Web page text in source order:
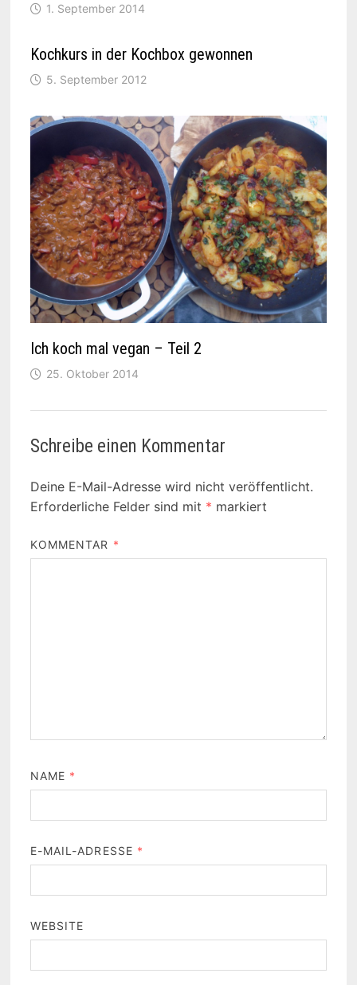
1. September 2014
Kochkurs in der Kochbox gewonnen
5. September 2012
Ich koch mal vegan – Teil 2
25. Oktober 2014
Schreibe einen Kommentar
Deine E-Mail-Adresse wird nicht veröffentlicht.
Erforderliche Felder sind mit * markiert
KOMMENTAR *
NAME *
E-MAIL-ADRESSE *
WEBSITE